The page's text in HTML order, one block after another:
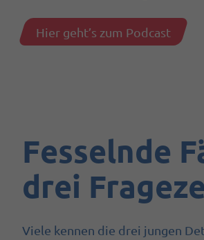
Hier geht’s zum Podcast
Fesselnde
drei
Viele kennen die drei jungen